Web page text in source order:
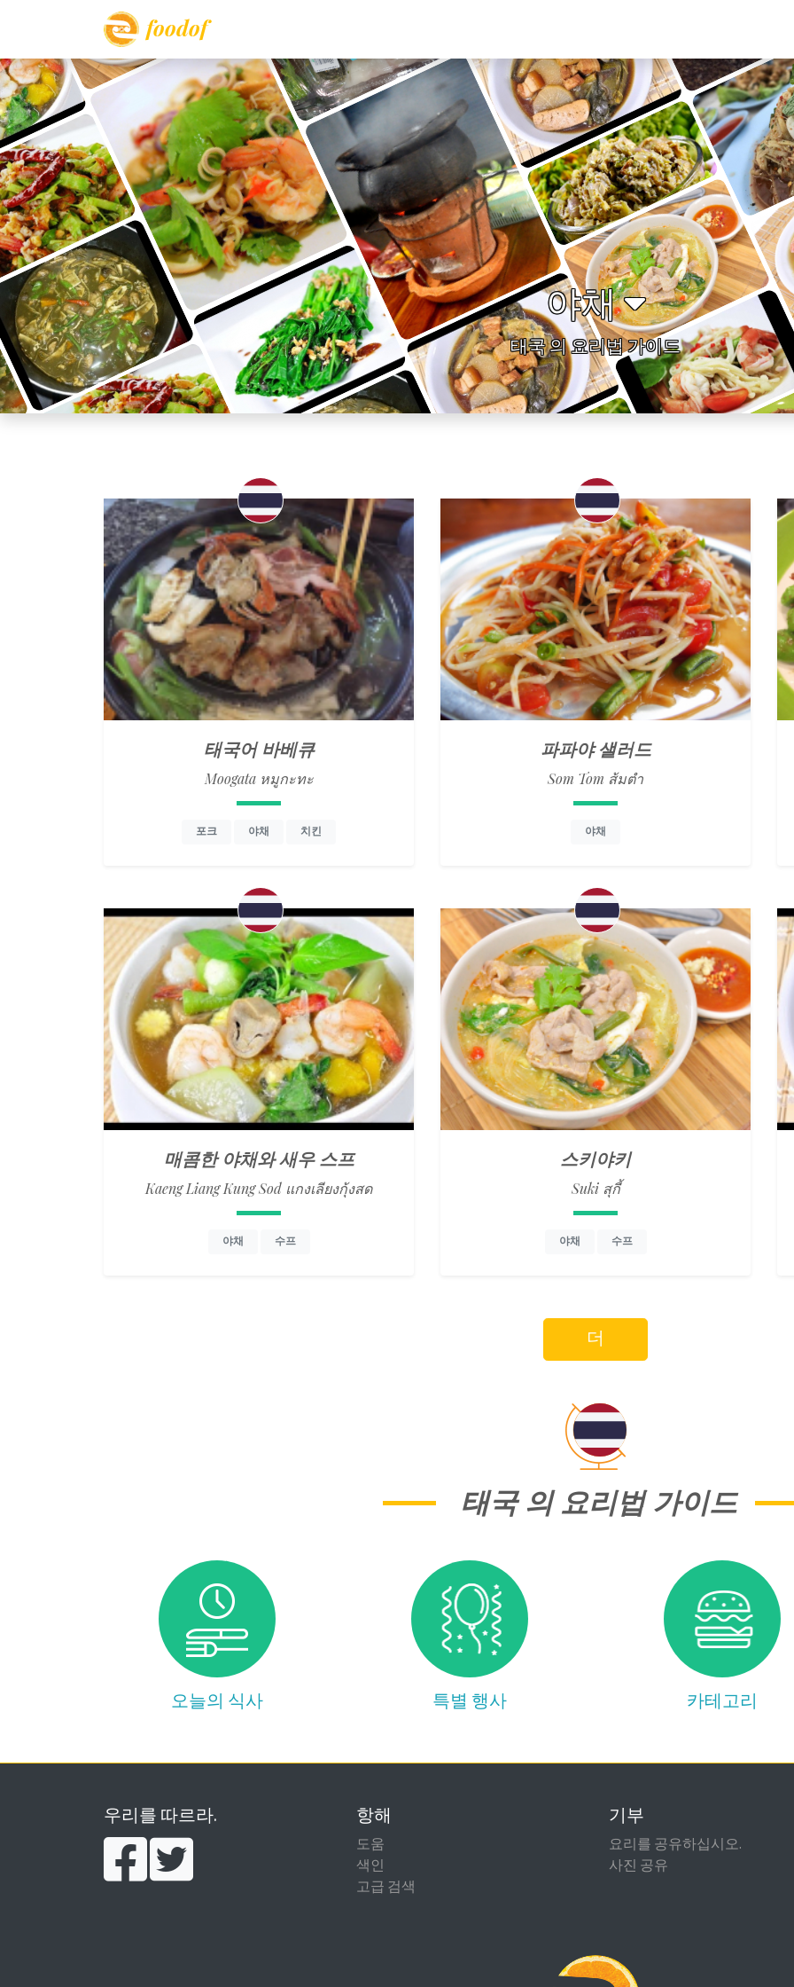
foodof
야채
태국 의 요리법 가이드
태국어 바베큐
Moogata หมูกะทะ
포크 야채 치킨
파파야 샐러드
Som Tom ส้มตำ
야채
매콤한 야채와 새우 스프
Kaeng Liang Kung Sod แกงเลียงกุ้งสด
야채 수프
스키야키
Suki สุกี้
야채 수프
더
태국 의 요리법 가이드
오늘의 식사 특별 행사 카테고리
우리를 따르라. 항해
도움
색인
고급 검색
기부
요리를 공유하십시오.
사진 공유